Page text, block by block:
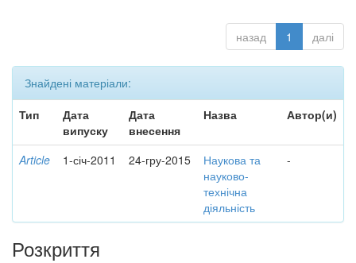
назад 1 далі
Знайдені матеріали:
Тип
Дата
випуску
Дата
внесення
Назва Автор(и)
Article 1-січ-2011 24-гру-2015
Наукова та
науково-
технічна
діяльність
-
Розкриття